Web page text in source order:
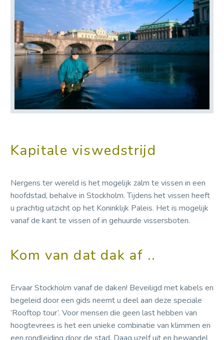
Kapitale viswedstrijd
Nergens ter wereld is het mogelijk zalm te vissen in een
hoofdstad, behalve in Stockholm. Tijdens het vissen heeft
u prachtig uitzicht op het Koninklijk Paleis. Het is mogelijk
vanaf de kant te vissen of in gehuurde vissersboten.
Kom van dat dak af ..
Ervaar Stockholm vanaf de daken! Beveiligd met kabels en
begeleid door een gids neemt u deel aan deze speciale
’Rooftop tour’. Voor mensen die geen last hebben van
hoogtevrees is het een unieke combinatie van klimmen en